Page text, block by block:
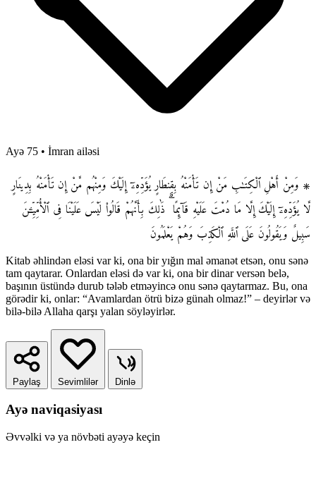
Ayə 75 • İmran ailəsi
۞ وَمِنْ أَهْلِ ٱلْكِتَـٰبِ مَنْ إِن تَأْمَنْهُ بِقِنطَارٍ يُؤَدِّهِۦٓ إِلَيْكَ وَمِنْهُم مَّنْ إِن تَأْمَنْهُ بِدِينَارٍ
لَّا يُؤَدِّهِۦٓ إِلَيْكَ إِلَّا مَا دُمْتَ عَلَيْهِ قَآئِمًا ۗ ذَٰلِكَ بِأَنَّهُمْ قَالُوا۟ لَيْسَ عَلَيْنَا فِى ٱلْأُمِّيِّـۧنَ
سَبِيلٌ وَيَقُولُونَ عَلَى ٱللَّهِ ٱلْكَذِبَ وَهُمْ يَعْلَمُونَ
Kitab əhlindən eləsi var ki, ona bir yığın mal əmanət etsən, onu sənə
tam qaytarar. Onlardan eləsi də var ki, ona bir dinar versən belə,
başının üstündə durub tələb etməyincə onu sənə qaytarmaz. Bu, ona
görədir ki, onlar: “Avamlardan ötrü bizə günah olmaz!” – deyirlər və
bilə-bilə Allaha qarşı yalan söyləyirlər.
Paylaş Sevimlilər Dinlə
Ayə naviqasiyası
Əvvəlki və ya növbəti ayəyə keçin